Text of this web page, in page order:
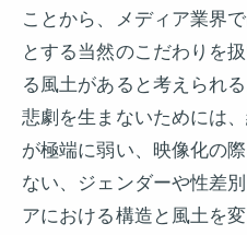
ことから、メディア業界
とする当然のこだわりを
る風土があると考えられ
悲劇を生まないためには
が極端に弱い、映像化の
ない、ジェンダーや性差
アにおける構造と風土を